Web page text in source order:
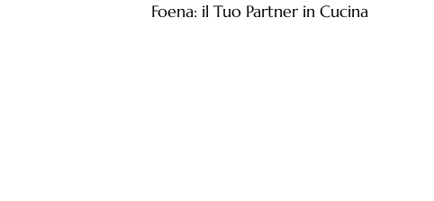
Foena: il Tuo Partner in Cucina